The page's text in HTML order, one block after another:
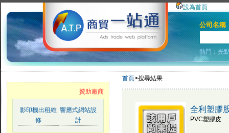
設為首頁
公司名稱
熱門：光
贊助廠商
影印機出租維
修
響應式網站設
計
首頁>搜尋結果
全利塑膠
PVC塑膠皮